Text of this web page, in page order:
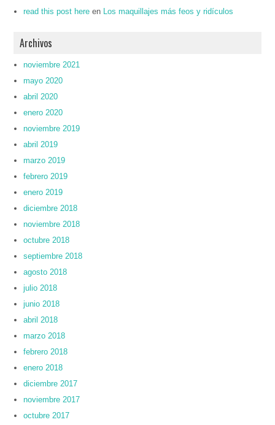
read this post here en Los maquillajes más feos y ridículos
Archivos
noviembre 2021
mayo 2020
abril 2020
enero 2020
noviembre 2019
abril 2019
marzo 2019
febrero 2019
enero 2019
diciembre 2018
noviembre 2018
octubre 2018
septiembre 2018
agosto 2018
julio 2018
junio 2018
abril 2018
marzo 2018
febrero 2018
enero 2018
diciembre 2017
noviembre 2017
octubre 2017